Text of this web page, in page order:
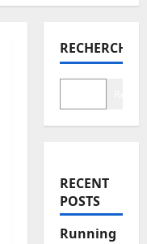
RECHERCHER
RECENT
POSTS
Running